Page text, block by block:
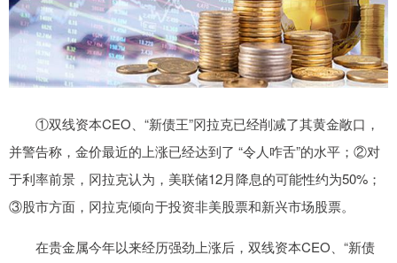
①双线资本CEO、“新债王”冈拉克已经削减了其黄金敞口，
并警告称，金价最近的上涨已经达到了 “令人咋舌”的水平；②对
于利率前景，冈拉克认为，美联储12月降息的可能性约为50%；
③股市方面，冈拉克倾向于投资非美股票和新兴市场股票。
在贵金属今年以来经历强劲上涨后，双线资本CEO、“新债